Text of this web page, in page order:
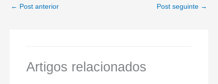
← Post anterior Post seguinte →
Artigos relacionados